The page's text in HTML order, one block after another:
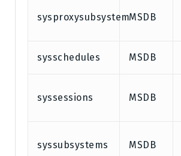
sysproxysubsystemMSDB
sysschedules MSDB
syssessions MSDB
syssubsystems MSDB